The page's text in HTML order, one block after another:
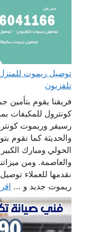
تلفزيون
فريقنا يقوم بتأمين
كونترول للمكيفات
رسيفر وريموت
والحديثة كما نقوم
الحولي ومبارك
والعاصمة. ومن
نقدمها للعملاء
ريموت جديد و ...